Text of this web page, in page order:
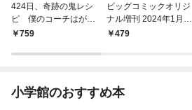
424日、奇跡の鬼レシ
ピ 僕のコーチはがん
の妻（１）
759
ビッグコミックオリジ
ナル増刊 2024年1月増
刊号（2023年12月12
479
小学館のおすすめ本